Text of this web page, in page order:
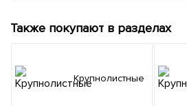
Также покупают в разделах
Крупнолистные